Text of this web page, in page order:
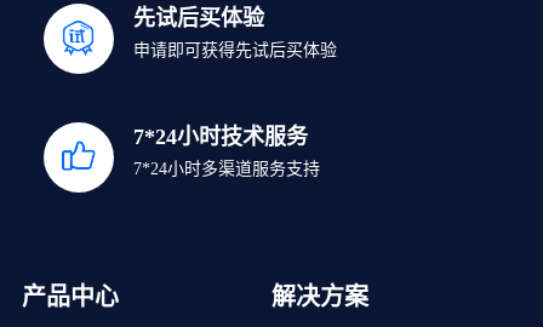
先试后买体验
申请即可获得先试后买体验
7*24小时技术服务
7*24小时多渠道服务支持
产品中心 解决方案